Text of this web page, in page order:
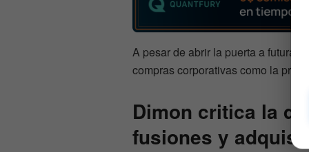
A pesar de abrir la puerta a futuras
compras corporativas como la
Dimon critica la
fusiones y